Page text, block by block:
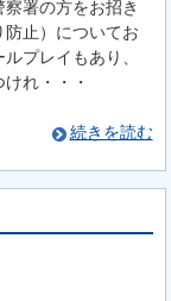
署の方をお招き
防止）についてお
プレイもあり、
れ・・・
続きを読む